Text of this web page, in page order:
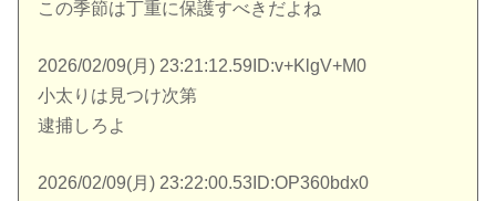
この季節は丁重に保護すべきだよね
2026/02/09(月) 23:21:12.59ID:v+KlgV+M0
小太りは見つけ次第
逮捕しろよ
2026/02/09(月) 23:22:00.53ID:OP360bdx0